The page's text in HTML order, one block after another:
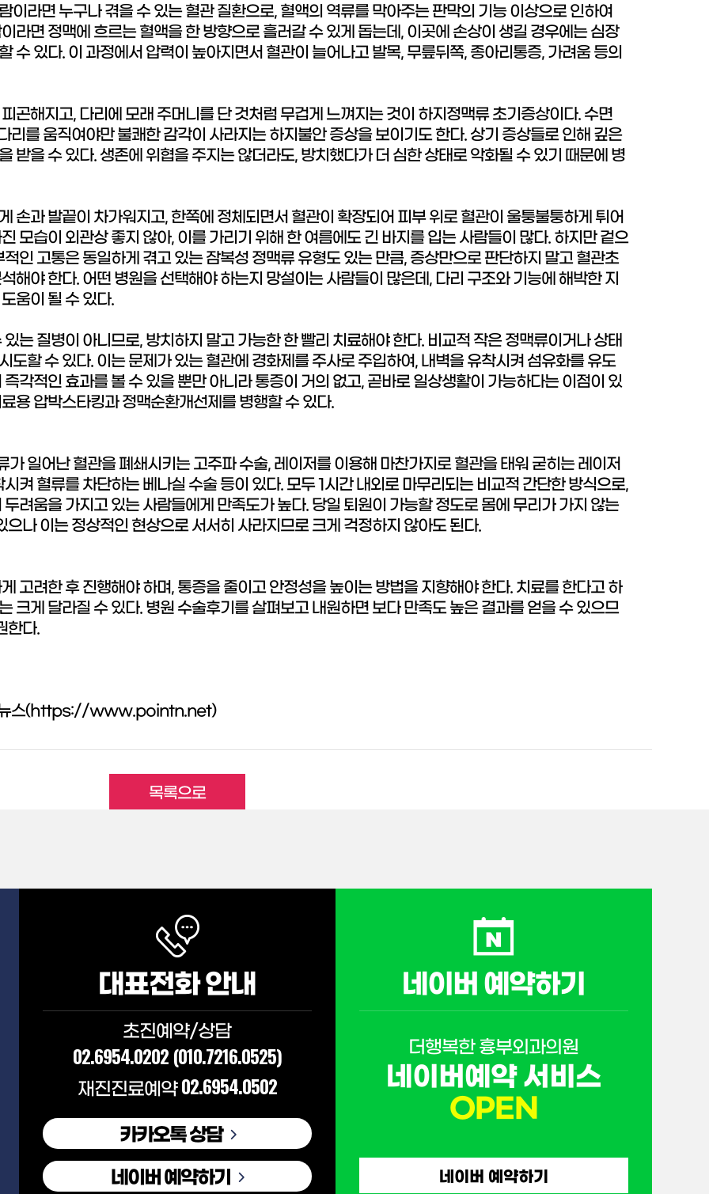
이라면 누구나 겪을 수 있는 혈관 질환으로, 혈액의 역류를 막아주는 판막의 기능 이상으로 인하여
라면 정맥에 흐르는 혈액을 한 방향으로 흘러갈 수 있게 돕는데, 이곳에 손상이 생길 경우에는 심장
수 있다. 이 과정에서 압력이 높아지면서 혈관이 늘어나고 발목, 무릎뒤쪽, 종아리통증, 가려움 등의
곤해지고, 다리에 모래 주머니를 단 것처럼 무겁게 느껴지는 것이 하지정맥류 초기증상이다. 수면
리를 움직여야만 불쾌한 감각이 사라지는 하지불안 증상을 보이기도 한다. 상기 증상들로 인해 깊은
받을 수 있다. 생존에 위협을 주지는 않더라도, 방치했다가 더 심한 상태로 악화될 수 있기 때문에 병
손과 발끝이 차가워지고, 한쪽에 정체되면서 혈관이 확장되어 피부 위로 혈관이 울퉁불퉁하게 튀어
모습이 외관상 좋지 않아, 이를 가리기 위해 한 여름에도 긴 바지를 입는 사람들이 많다. 하지만 겉으
인 고통은 동일하게 겪고 있는 잠복성 정맥류 유형도 있는 만큼, 증상만으로 판단하지 말고 혈관초
해야 한다. 어떤 병원을 선택해야 하는지 망설이는 사람들이 많은데, 다리 구조와 기능에 해박한 지
움이 될 수 있다.
는 질병이 아니므로, 방치하지 말고 가능한 한 빨리 치료해야 한다. 비교적 작은 정맥류이거나 상태
도할 수 있다. 이는 문제가 있는 혈관에 경화제를 주사로 주입하여, 내벽을 유착시켜 섬유화를 유도
각적인 효과를 볼 수 있을 뿐만 아니라 통증이 거의 없고, 곧바로 일상생활이 가능하다는 이점이 있
용 압박스타킹과 정맥순환개선제를 병행할 수 있다.
일어난 혈관을 폐쇄시키는 고주파 수술, 레이저를 이용해 마찬가지로 혈관을 태워 굳히는 레이저
켜 혈류를 차단하는 베나실 수술 등이 있다. 모두 1시간 내외로 마무리되는 비교적 간단한 방식으로,
려움을 가지고 있는 사람들에게 만족도가 높다. 당일 퇴원이 가능할 정도로 몸에 무리가 가지 않는
나 이는 정상적인 현상으로 서서히 사라지므로 크게 걱정하지 않아도 된다.
고려한 후 진행해야 하며, 통증을 줄이고 안정성을 높이는 방법을 지향해야 한다. 치료를 한다고 하
크게 달라질 수 있다. 병원 수술후기를 살펴보고 내원하면 보다 만족도 높은 결과를 얻을 수 있으므
한다.
넷뉴스(https://www.pointn.net)
목록으로
대표전화 안내
초진예약/상담
02.6954.0202 (010.7216.0525)
재진진료예약02.6954.0502
카카오톡 상담
네이버 예약하기
네이버 예약하기
더행복한 흉부외과의원
네이버예약 서비스
OPEN
네이버 예약하기